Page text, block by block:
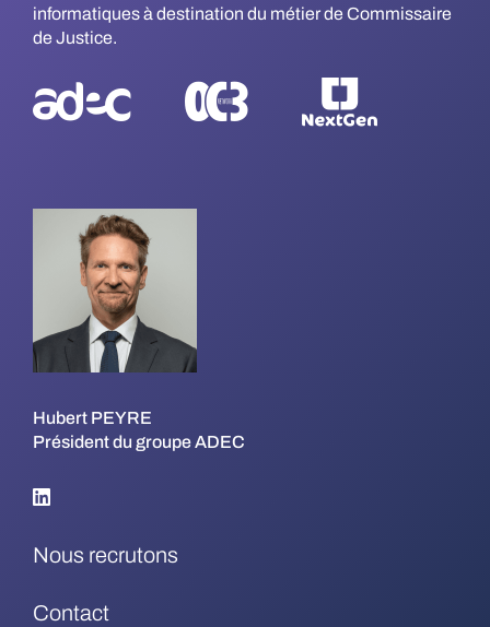
informatiques à destination du métier de Commissaire
de Justice.
Hubert PEYRE
Président du groupe ADEC
Nous recrutons
Contact